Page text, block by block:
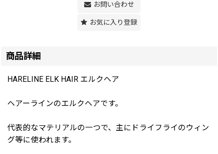
お問い合わせ
お気に入り登録
商品詳細
HARELINE ELK HAIR エルクヘア
ヘアーラインのエルクヘアです。
代表的なマテリアルの一つで、主にドライフライのウィン
グ等に使われます。